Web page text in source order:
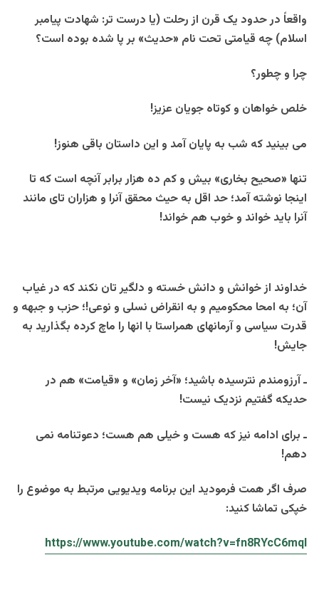
واقعاً در حدود یک قرن از رحلت (یا درست تر: شهادت پیامبر
اسلام) چه قیامتی تحت نام «حدیث» بر پا شده بوده است؟
چرا و چطور؟
خلص خواهان و کوتاه جویان عزیز!
می بینید که شب به پایان آمد و این داستان باقی هنوز!
تنها «صحیح بخاری» بیش و کم ده هزار برابر آنچه است که تا
اینجا نوشته آمد؛ حد اقل به حیث محقق آنرا و هزاران تای مانند
آنرا باید خواند و خوب هم خواند!
خداوند از خوانش و دانش خسته و دلگیر تان نکند که در غیاب
آن؛ به امحا محکومیم و به انقراض نسلی و نوعی!؛ حزب و جبهه و
قدرت سیاسی و آرمانهای همراستا با انها را ماچ کرده بگذارید به
جایش!
ـ آرزومندم نترسیده باشید؛ «آخر زمان» و «قیامت» هم در
حدیکه گفتیم نزدیک نیست!
ـ برای ادامه نیز که هست و خیلی هم هست؛ دعوتنامه نمی
دهم!
صرف اگر همت فرمودید این برنامه ویدیویی مرتبط به موضوع را
خپکی تماشا کنید:
https://www.youtube.com/watch?v=fn8RYcC6mqI